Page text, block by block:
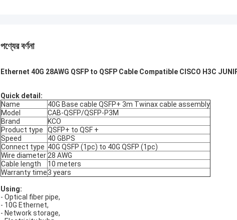
পণ্যের বর্ণনা
Ethernet 40G 28AWG QSFP to QSFP Cable Compatible CISCO H3C
Quick detail:
Name
40G Base cable QSFP+ 3m Twinax cable assembly
Model
CAB-QSFP/QSFP-P3M
Brand
KCO
Product type
QSFP+ to QSF +
Speed
40 GBPS
Connect type 40G QSFP (1pc) to 40G QSFP (1pc)
Wire diameter 28 AWG
Cable length
10 meters
Warranty time3 years
Using:
- Optical fiber pipe,
- 10G Ethernet,
- Network storage,